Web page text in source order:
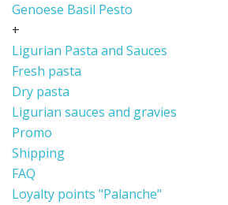
Genoese Basil Pesto
+
Ligurian Pasta and Sauces
Fresh pasta
Dry pasta
Ligurian sauces and gravies
Promo
Shipping
FAQ
Loyalty points "Palanche"